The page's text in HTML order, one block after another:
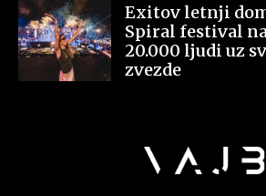
Exitov letnji
Spiral festival
20.000 ljudi uz
zvezde